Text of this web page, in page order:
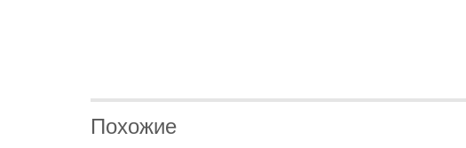
Похожие